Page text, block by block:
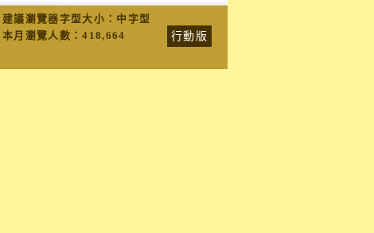
建議瀏覽器字型大小：中字型
行動版
本月瀏覽人數：418,664